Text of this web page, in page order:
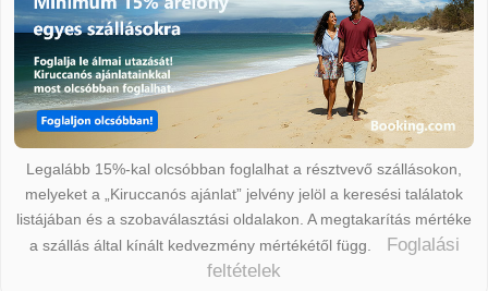
Legalább 15%-kal olcsóbban foglalhat a résztvevő szállásokon,
melyeket a „Kiruccanós ajánlat” jelvény jelöl a keresési találatok
listájában és a szobaválasztási oldalakon. A megtakarítás mértéke
a szállás által kínált kedvezmény mértékétől függ.
Foglalási
feltételek